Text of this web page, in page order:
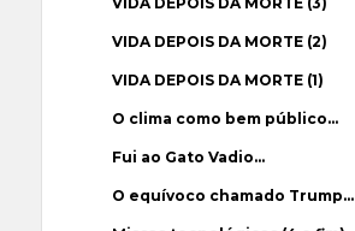
VIDA DEPOIS DA MORTE (2)
VIDA DEPOIS DA MORTE (1)
O clima como bem público…
Fui ao Gato Vadio…
O equívoco chamado Trump…